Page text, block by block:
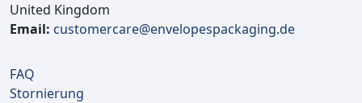
United Kingdom
Email: customercare@envelopespackaging.de
FAQ
Stornierung